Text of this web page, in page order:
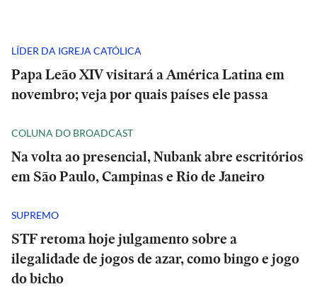
LÍDER DA IGREJA CATÓLICA
Papa Leão XIV visitará a América Latina em
novembro; veja por quais países ele passa
COLUNA DO BROADCAST
Na volta ao presencial, Nubank abre escritórios
em São Paulo, Campinas e Rio de Janeiro
SUPREMO
STF retoma hoje julgamento sobre a
ilegalidade de jogos de azar, como bingo e jogo
do bicho